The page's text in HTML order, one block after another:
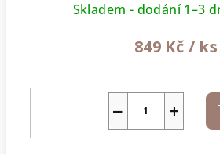
Skladem - dodání 1–3
849 Kč / ks
+
−